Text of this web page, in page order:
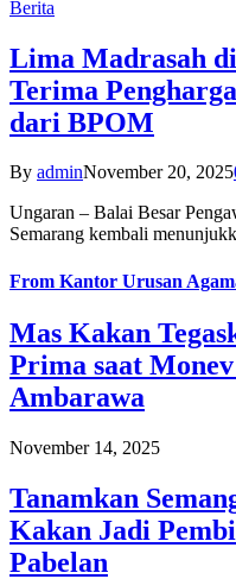
Berita
Lima Madrasah
Terima
dari BPOM
By adminNovember 20, 2025
Ungaran – Balai Besar
Semarang kembali
From Kantor Urusan
Mas Kakan
Prima saat
Ambarawa
November 14, 2025
Tanamkan
Kakan Jadi
Pabelan